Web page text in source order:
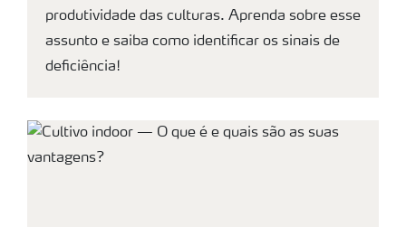
produtividade das culturas. Aprenda sobre esse
assunto e saiba como identificar os sinais de
deficiência!